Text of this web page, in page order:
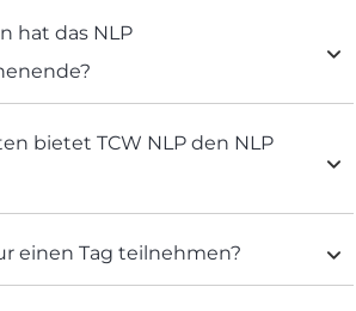
hat das NLP
bietet TCW NLP den NLP
einen Tag teilnehmen?